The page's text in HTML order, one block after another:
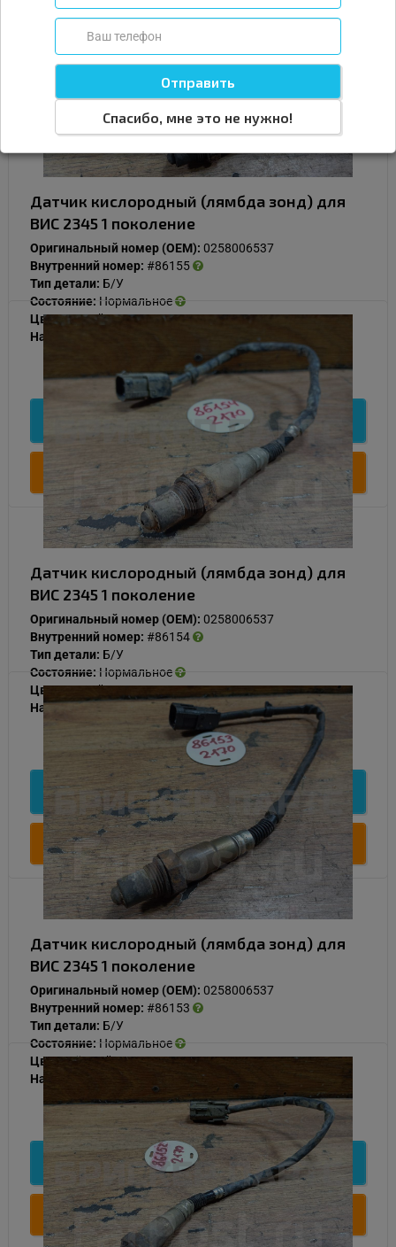
Подробнее
Купить
Датчик кислородный (лямбда зонд) для
ВИС 2345 1 поколение
Оригинальный номер (OEM): 0258006537
Внутренний номер: #86155
Тип детали: Б/У
Состояние: Нормальное
Цвет:Серый
Наличие:
1 000
Подробнее
Купить
Датчик кислородный (лямбда зонд) для
ВИС 2345 1 поколение
Оригинальный номер (OEM): 0258006537
Внутренний номер: #86154
Тип детали: Б/У
Состояние: Нормальное
Цвет:Серый
Наличие:
В наличии
1 000
Подробнее
Купить
Датчик кислородный (лямбда зонд) для
ВИС 2345 1 поколение
Оригинальный номер (OEM): 0258006537
Внутренний номер: #86153
Тип детали: Б/У
Состояние: Нормальное
Цвет:Чёрный
Наличие:
1 000
Подробнее
Купить
Спасибо, мне это не нужно!